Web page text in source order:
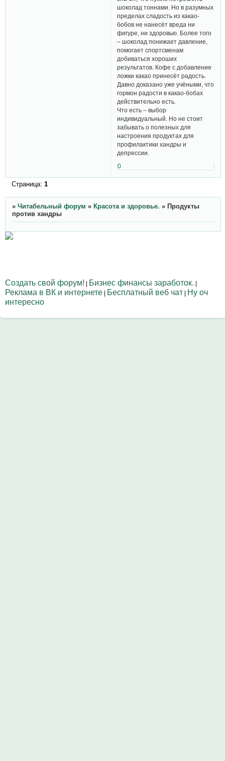
шоколад тоннами. Но в разумных
пределах сладость из какао-
бобов не нанесёт вреда ни
фигуре, ни здоровью. Более того
– шоколад понижает давление,
помогает спортсменам
добиваться хороших
результатов. Кофе с добавление
ложки какао принесёт радость.
Давно доказано уже учёными, что
гормон радости в какао-бобах
действительно есть.
Что есть – выбор
индивидуальный. Но не стоит
забывать о полезных для
настроения продуктах для
профилактики хандры и
депрессии.
0
Страница: 1
» Читабельный форум » Красота и здоровье. » Продукты
против хандры
Создать свой форум! | Бизнес финансы заработок. |
Реклама в ВК и интернете | Бесплатный веб чат | Ну оч
интересно